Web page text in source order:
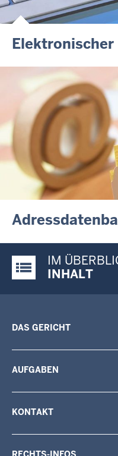
Justiz-Portal im
IM
INHALT
DAS GERICHT
AUFGABEN
KONTAKT